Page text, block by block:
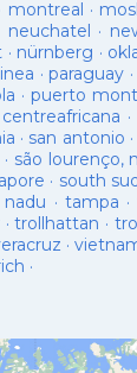
montreal ·
neuchatel ·
· nürnberg ·
·paraguay ·
·puerto
·
· san antonio ·
· são lourenço,
· south
· tampa ·
·trollhattan ·
·
·